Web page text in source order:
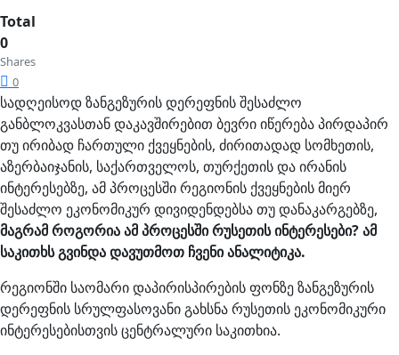
Total
0
Shares
0
სადღეისოდ ზანგეზურის დერეფნის შესაძლო
განბლოკვასთან დაკავშირებით ბევრი იწერება პირდაპირ
თუ ირიბად ჩართული ქვეყნების, ძირითადად სომხეთის,
აზერბაიჯანის, საქართველოს, თურქეთის და ირანის
ინტერესებზე, ამ პროცესში რეგიონის ქვეყნების მიერ
შესაძლო ეკონომიკურ დივიდენდებსა თუ დანაკარგებზე,
მაგრამ როგორია ამ პროცესში რუსეთის ინტერესები? ამ
საკითხს გვინდა დავუთმოთ ჩვენი ანალიტიკა.
რეგიონში საომარი დაპირისპირების ფონზე ზანგეზურის
დერეფნის სრულფასოვანი გახსნა რუსეთის ეკონომიკური
ინტერესებისთვის ცენტრალური საკითხია.